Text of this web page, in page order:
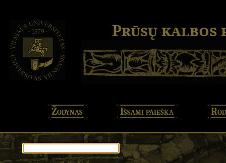
Prūsų kalbos
Žodynas Išsami paieška